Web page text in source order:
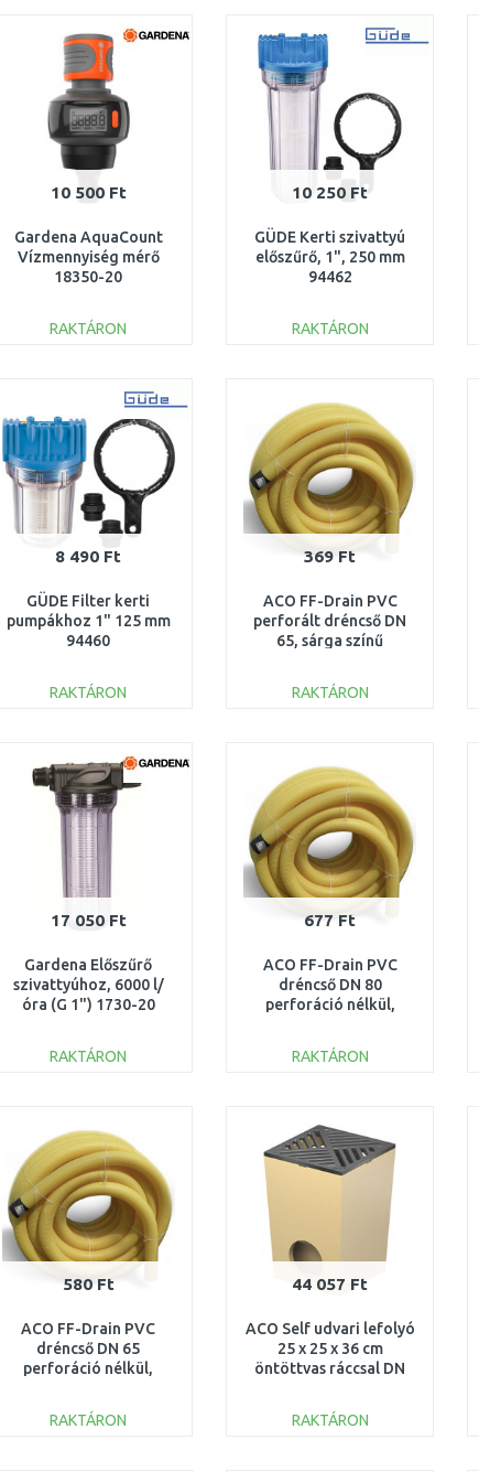
Összehasonlítás Összehasonlítás
10 500 Ft
Gardena AquaCount
Vízmennyiség mérő
18350-20
RAKTÁRON
Összehasonlítás
10 250 Ft
GÜDE Kerti szivattyú
előszűrő, 1", 250 mm
94462
RAKTÁRON
8 490 Ft
GÜDE Filter kerti
pumpákhoz 1" 125 mm
94460
RAKTÁRON
Összehasonlítás
369 Ft
ACO FF-Drain PVC
perforált dréncső DN
65, sárga színű
RAKTÁRON
17 050 Ft
Gardena Előszűrő
szivattyúhoz, 6000 l/
óra (G 1") 1730-20
RAKTÁRON
677 Ft
ACO FF-Drain PVC
dréncső DN 80
perforáció nélkül,
RAKTÁRON
Összehasonlítás
580 Ft
ACO FF-Drain PVC
dréncső DN 65
perforáció nélkül,
RAKTÁRON
44 057 Ft
ACO Self udvari lefolyó
25 x 25 x 36 cm
öntöttvas ráccsal DN
RAKTÁRON